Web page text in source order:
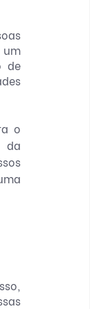
de
o
da